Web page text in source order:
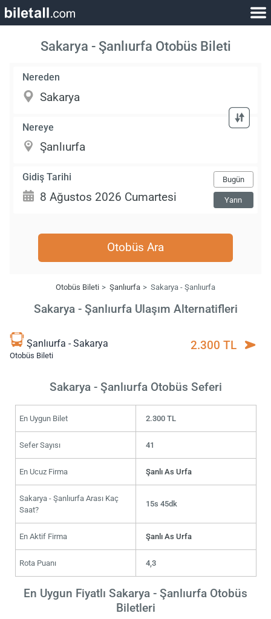
Sakarya - Şanlıurfa Otobüs Bileti
Nereden
Nereye
Gidiş Tarihi Bugün
Yarın
Otobüs Ara
Otobüs Bileti Şanlıurfa Sakarya - Şanlıurfa
Sakarya - Şanlıurfa Ulaşım Alternatifleri
Şanlıurfa - Sakarya
Otobüs Bileti
2.300 TL
Sakarya - Şanlıurfa Otobüs Seferi
En Uygun Bilet 2.300 TL
Sefer Sayısı 41
En Ucuz Firma Şanlı As Urfa
Sakarya - Şanlıurfa Arası Kaç
Saat?
15s 45dk
En Aktif Firma Şanlı As Urfa
Rota Puanı 4,3
En Uygun Fiyatlı Sakarya - Şanlıurfa Otobüs
Biletleri